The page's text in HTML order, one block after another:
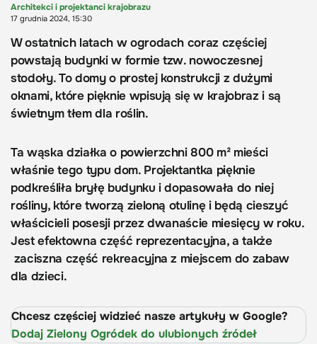
Architekci i projektanci krajobrazu
17 grudnia 2024, 15:30
W ostatnich latach w ogrodach coraz częściej
powstają budynki w formie tzw. nowoczesnej
stodoły. To domy o prostej konstrukcji z dużymi
oknami, które pięknie wpisują się w krajobraz i są
świetnym tłem dla roślin.
Ta wąska działka o powierzchni 800 m² mieści
właśnie tego typu dom. Projektantka pięknie
podkreśliła bryłę budynku i dopasowała do niej
rośliny, które tworzą zieloną otulinę i będą cieszyć
właścicieli posesji przez dwanaście miesięcy w roku.
Jest efektowna część reprezentacyjna, a także
zaciszna część rekreacyjna z miejscem do zabaw
dla dzieci.
Chcesz częściej widzieć nasze artykuły w Google?
Dodaj Zielony Ogródek do ulubionych źródeł